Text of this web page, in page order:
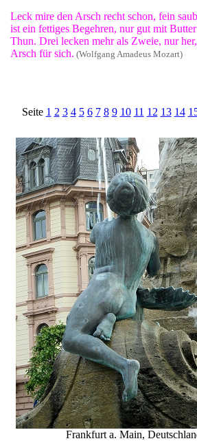
Leck mire den Arsch recht schon, fein
ist ein fettiges Begehren, nur gut mit
Thun. Drei lecken mehr als Zweie, nur
Arsch für sich. (Wolfgang Amadeus Mozart)
Seite 1 2 3 4 5 6 7 8 9 10 11 12 13 14
Frankfurt a. Main,